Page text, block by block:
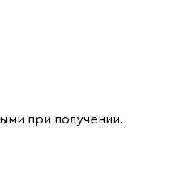
при получении.